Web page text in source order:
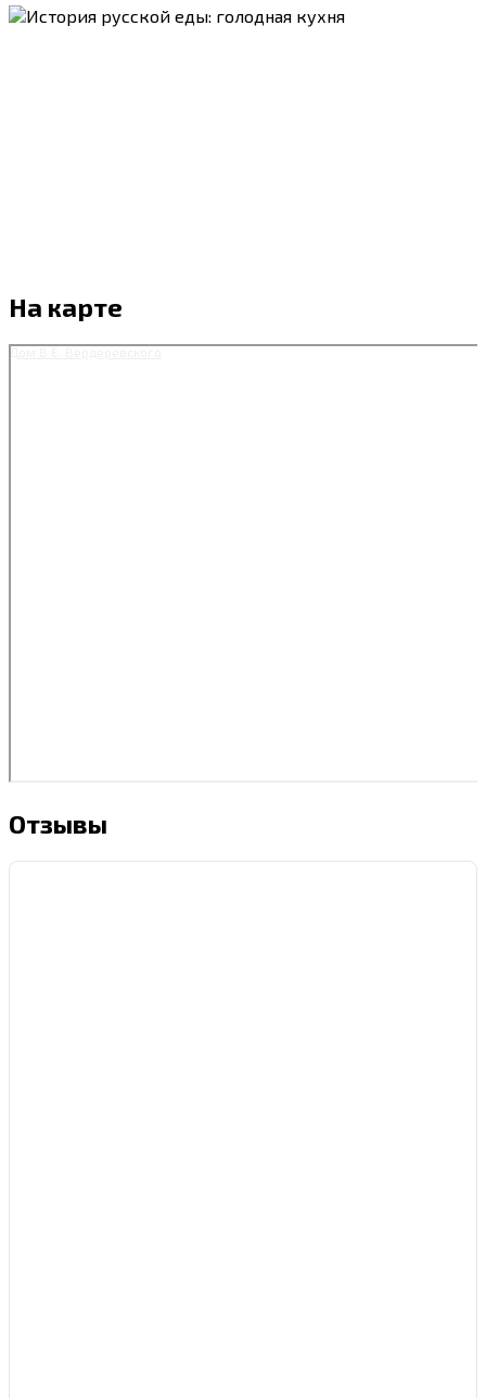
На карте
Дом В.Е. Вердеревского
Отзывы